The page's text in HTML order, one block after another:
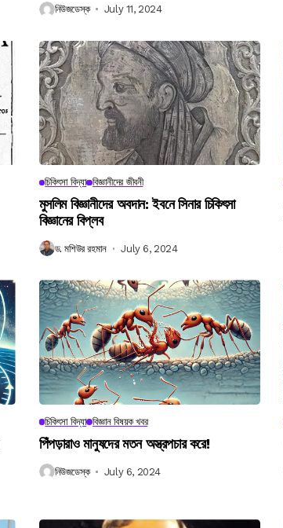
নিউজডেস্ক July 11, 2024
চিকিৎসা বিদ্যা বিজ্ঞানীদের জীবনী
মুসলিম বিজ্ঞানীদের অবদান: ইবনে সিনার চিকিৎসা
বিজ্ঞানের বিপ্লব
ড. মশিউর রহমান July 6, 2024
চিকিৎসা বিদ্যা বিজ্ঞান বিষয়ক খবর
পিঁপড়ারাও মানুষদের মতন অস্ত্রপচার করে!
নিউজডেস্ক July 6, 2024